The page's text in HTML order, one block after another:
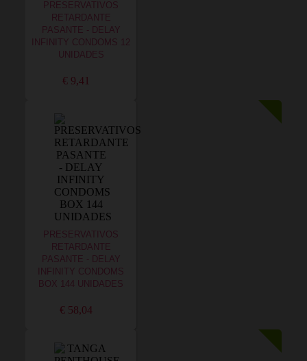
PRESERVATIVOS
RETARDANTE
PASANTE - DELAY
INFINITY CONDOMS 12
UNIDADES
€ 9,41
PRESERVATIVOS
RETARDANTE
PASANTE - DELAY
INFINITY CONDOMS
BOX 144 UNIDADES
€ 58,04